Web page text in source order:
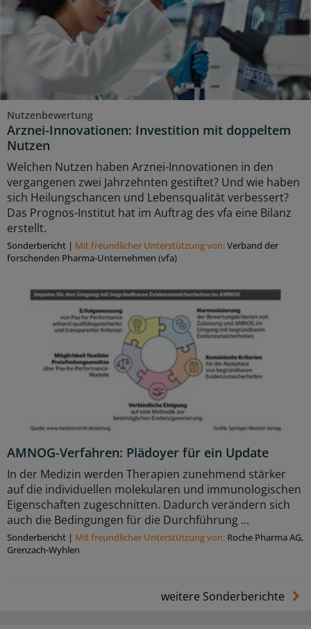
Nutzenbewertung
Arznei-Innovationen: Investition mit doppeltem
Nutzen
Welchen Nutzen haben Arznei-Innovationen in den
vergangenen zwei Jahrzehnten gestiftet? Und wie haben
sich Heilungschancen und Lebensqualität verbessert?
Das Prognos-Institut hat im Auftrag des vfa eine Bilanz
erstellt.
Sonderbericht | Mit freundlicher Unterstützung von:Verband der
forschenden Pharma-Unternehmen (vfa)
AMNOG-Verfahren: Plädoyer für ein Update
In der Medizin werden Therapien zunehmend stärker
auf die individuellen molekularen und immunologischen
Eigenschaften zugeschnitten. Dadurch verändern sich
auch die Bedingungen für die Durchführung ...
Sonderbericht | Mit freundlicher Unterstützung von: Roche Pharma AG,
Grenzach-Wyhlen
weitere Sonderberichte